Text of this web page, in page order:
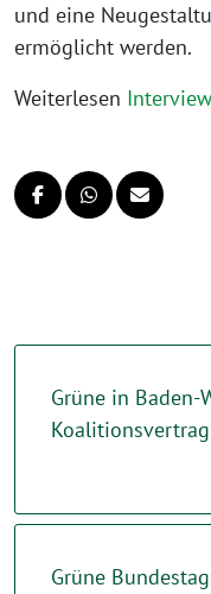
und eine
ermöglicht werden.
Weiterlesen
Grüne in Baden-
Grüne